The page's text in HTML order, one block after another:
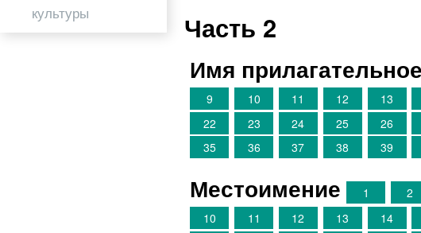
культуры
Часть 2
Имя прилагательное
9
10 11 12 13
22
23 24 25 26
35
36 37 38 39
Местоимение 1 2
10
11 12 13 14